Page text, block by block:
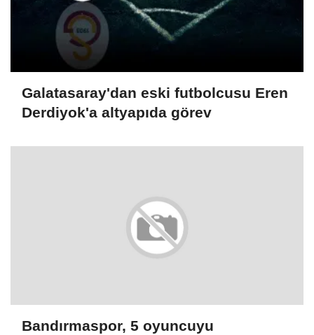
Galatasaray'dan eski futbolcusu Eren
Derdiyok'a altyapıda görev
Bandırmaspor, 5 oyuncuyu